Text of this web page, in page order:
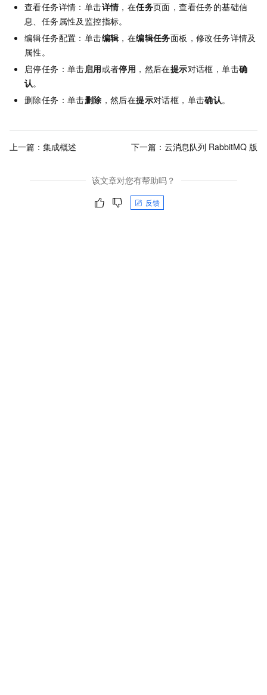
查看任务详情：单击详情，在任务页面，查看任务的基础信
息、任务属性及监控指标。
编辑任务配置：单击编辑 ，在编辑任务面板，修改任务详情及
属性。
启停任务：单击启用或者停用 ，然后在提示对话框，单击确
认。
删除任务：单击删除 ，然后在提示对话框，单击确认。
上一篇： 集成概述 下一篇： 云消息队列 RabbitMQ 版
该文章对您有帮助吗？
反馈